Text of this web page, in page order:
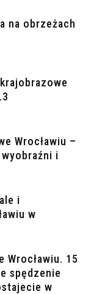
na obrzeżach
Wrocławiu –
i
i
w
Wrocławiu. 15
spędzenie
w